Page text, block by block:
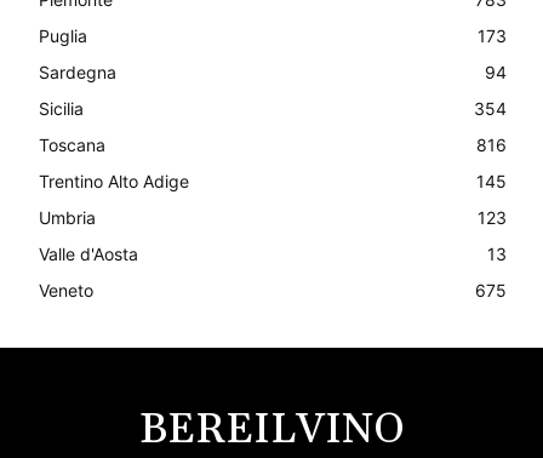
Puglia
173
Sardegna
94
Sicilia
354
Toscana
816
Trentino Alto Adige
145
Umbria
123
Valle d'Aosta
13
Veneto
675
BEREILVINO